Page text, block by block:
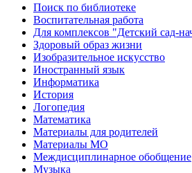
Поиск по библиотеке
Воспитательная работа
Для комплексов "Детский сад-
Здоровый образ жизни
Изобразительное искусство
Иностранный язык
Информатика
История
Логопедия
Математика
Материалы для родителей
Материалы МО
Междисциплинарное обобщение
Музыка